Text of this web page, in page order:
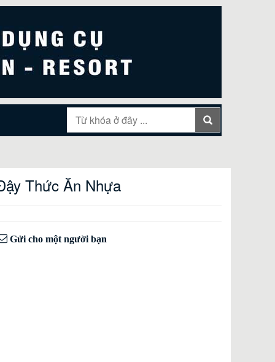
Thức Ăn Nhựa
Gửi cho một người bạn